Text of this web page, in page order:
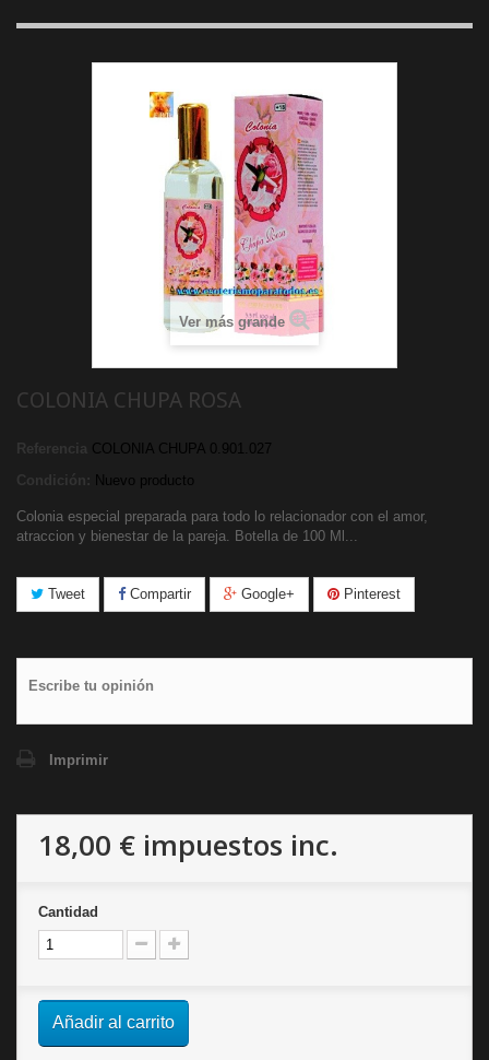
Ver más grande
COLONIA CHUPA ROSA
Referencia COLONIA CHUPA 0.901.027
Condición: Nuevo producto
Colonia especial preparada para todo lo relacionador con el amor,
atraccion y bienestar de la pareja. Botella de 100 Ml...
Tweet Compartir Google+ Pinterest
Escribe tu opinión
Imprimir
18,00 € impuestos inc.
Cantidad
Añadir al carrito